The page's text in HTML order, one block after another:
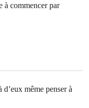
à commencer par
d’eux même penser à